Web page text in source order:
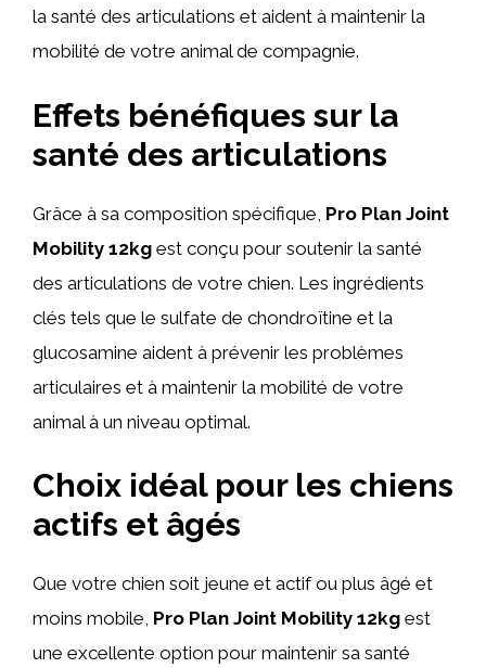
la santé des articulations et aident à maintenir la
mobilité de votre animal de compagnie.
Effets bénéfiques sur la
santé des articulations
Grâce à sa composition spécifique, Pro Plan Joint
Mobility 12kg est conçu pour soutenir la santé
des articulations de votre chien. Les ingrédients
clés tels que le sulfate de chondroïtine et la
glucosamine aident à prévenir les problèmes
articulaires et à maintenir la mobilité de votre
animal à un niveau optimal.
Choix idéal pour les chiens
actifs et âgés
Que votre chien soit jeune et actif ou plus âgé et
moins mobile, Pro Plan Joint Mobility 12kg est
une excellente option pour maintenir sa santé